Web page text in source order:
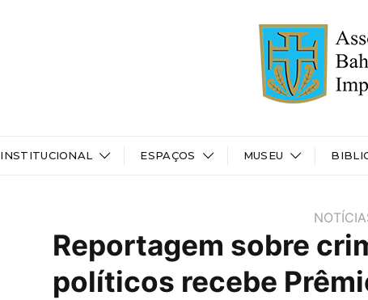
INSTITUCIONAL ESPAÇOS MUSEU
Reportagem sobre
políticos recebe